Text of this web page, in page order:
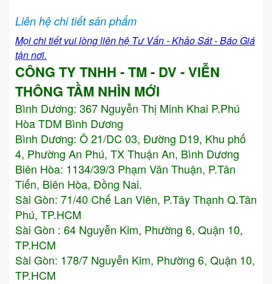
Liên hệ chi tiết sản phẩm
Mọi chi tiết vui lòng liên hệ Tư Vấn - Khảo Sát - Báo Giá
tận nơi.
CÔNG TY TNHH - TM - DV - VIỄN
THÔNG TẦM NHÌN MỚI
Bình Dương: 367 Nguyễn Thị Minh Khai P.Phú
Hòa TDM Bình Dương
Bình Dương: Ô 21/DC 03, Đường D19, Khu phố
4, Phường An Phú, TX Thuận An, Bình Dương
Biên Hòa: 1134/39/3 Phạm Văn Thuận, P.Tân
Tiến, Biên Hòa, Đồng Nai.
Sài Gòn: 71/40 Chế Lan Viên, P.Tây Thạnh Q.Tân
Phú, TP.HCM
Sài Gòn : 64 Nguyễn Kim, Phường 6, Quận 10,
TP.HCM
Sài Gòn: 178/7 Nguyễn Kim, Phường 6, Quận 10,
TP.HCM